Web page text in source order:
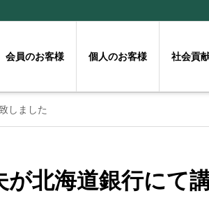
会員のお客様 個人のお客様 社会貢
しました
が北海道銀行にて